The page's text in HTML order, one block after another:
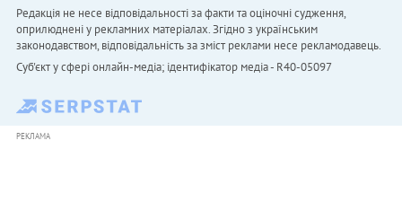
Редакція не несе відповідальності за факти та оціночні судження,
оприлюднені у рекламних матеріалах. Згідно з українським
законодавством, відповідальність за зміст реклами несе рекламодавець.
Cуб'єкт у сфері онлайн-медіа; ідентифікатор медіа - R40-05097
РЕКЛАМА